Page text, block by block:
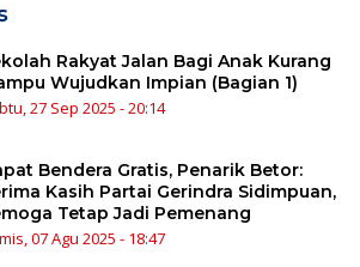
Rakyat Jalan Bagi Anak Kurang
Wujudkan Impian (Bagian 1)
27 Sep 2025 - 20:14
Bendera Gratis, Penarik Betor:
Kasih Partai Gerindra Sidimpuan,
Tetap Jadi Pemenang
07 Agu 2025 - 18:47